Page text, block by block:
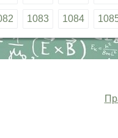
1083 1084